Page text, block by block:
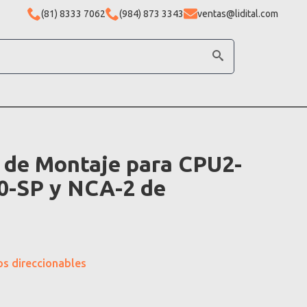
(81) 8333 7062 (984) 873 3343 ventas@lidital.com
Montaje para CPU2-
SP y NCA-2 de
direccionables